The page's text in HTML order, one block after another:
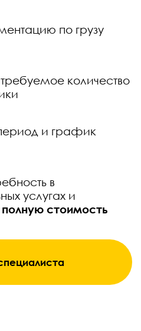
по грузу
требуемое количество
и график
в
услугах и
стоимость